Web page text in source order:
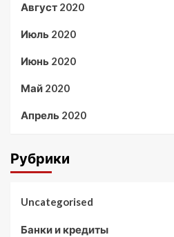
Август 2020
Июль 2020
Июнь 2020
Май 2020
Апрель 2020
Рубрики
Uncategorised
Банки и кредиты